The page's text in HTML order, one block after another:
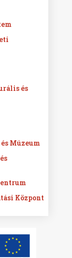
és
Múzeum
Központ